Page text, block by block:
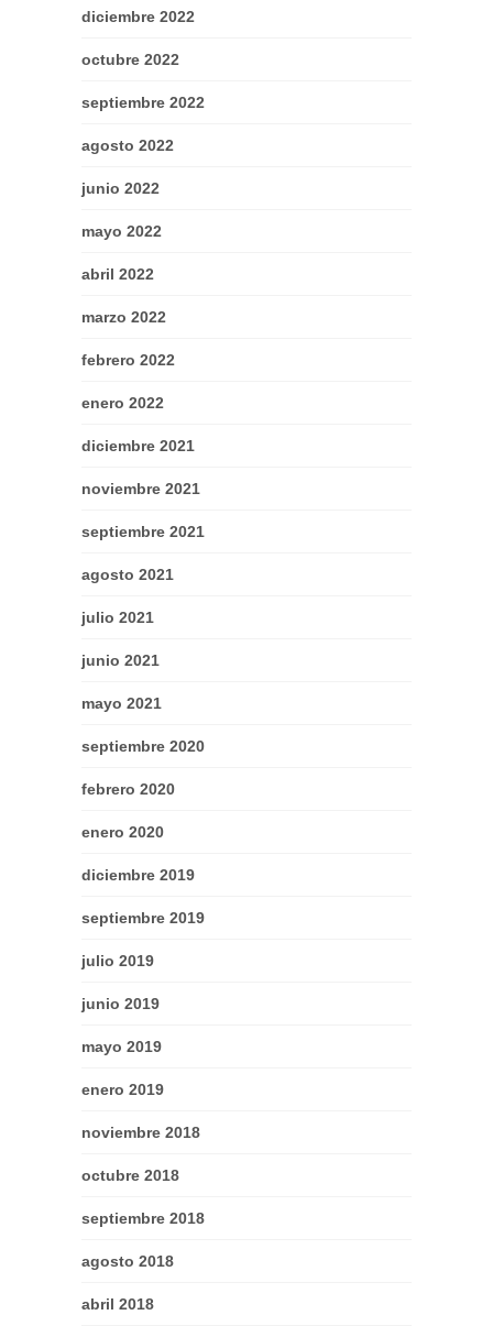
diciembre 2022
octubre 2022
septiembre 2022
agosto 2022
junio 2022
mayo 2022
abril 2022
marzo 2022
febrero 2022
enero 2022
diciembre 2021
noviembre 2021
septiembre 2021
agosto 2021
julio 2021
junio 2021
mayo 2021
septiembre 2020
febrero 2020
enero 2020
diciembre 2019
septiembre 2019
julio 2019
junio 2019
mayo 2019
enero 2019
noviembre 2018
octubre 2018
septiembre 2018
agosto 2018
abril 2018